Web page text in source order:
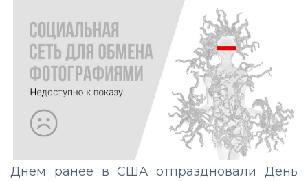
Днем ранее в США отпраздновали День